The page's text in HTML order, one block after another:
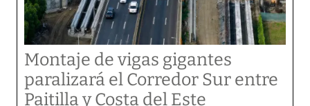
Montaje de vigas gigantes
paralizará el Corredor Sur entre
Paitilla y Costa del Este